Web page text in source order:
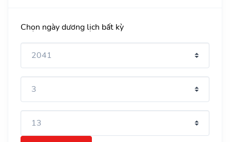
Chọn ngày dương lịch bất kỳ